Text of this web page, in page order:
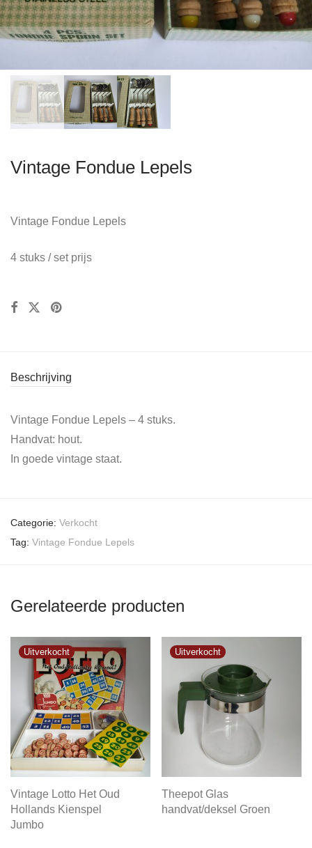
Vintage Fondue Lepels
Vintage Fondue Lepels
4 stuks / set prijs
Beschrijving
Vintage Fondue Lepels – 4 stuks.
Handvat: hout.
In goede vintage staat.
Categorie: Verkocht
Tag: Vintage Fondue Lepels
Gerelateerde producten
Vintage Lotto Het Oud
Hollands Kienspel
Jumbo
Theepot Glas
handvat/deksel Groen